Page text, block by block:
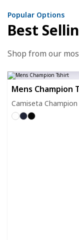
Popular Options
Best
Shop from our
Mens Champion
Camiseta